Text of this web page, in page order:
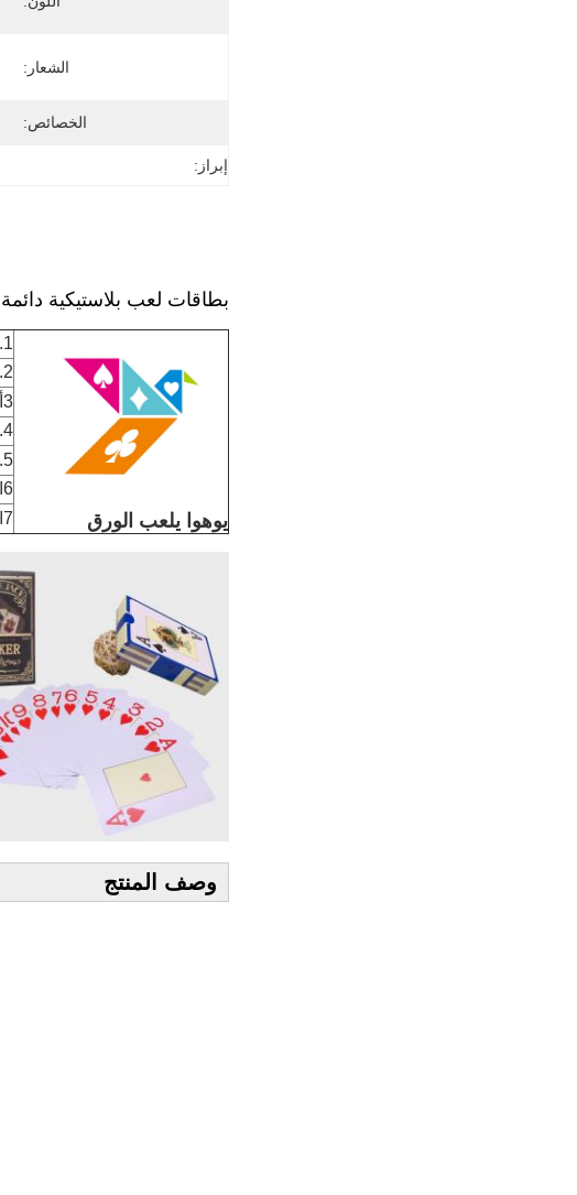
الشعار:
الخصائص:
إبراز:
بطاقات لعب بلاستيكية دائمة 0.3 ملم سميكة 100٪ مقاومة للماء مادة البوكر المخصصة
يوهوا يلعب الورق
1.
2. مخصصة مقبولة
3أكثر من 100 بطاقة حجم القوالب
4.
5. 100+ عامل ماهر، 10000+ متر مربع منطقة ورشة العمل
6الآلات المتقدمة والمعدات الآلية
7القدرة الإنتاجية العالية
وصف المنتج